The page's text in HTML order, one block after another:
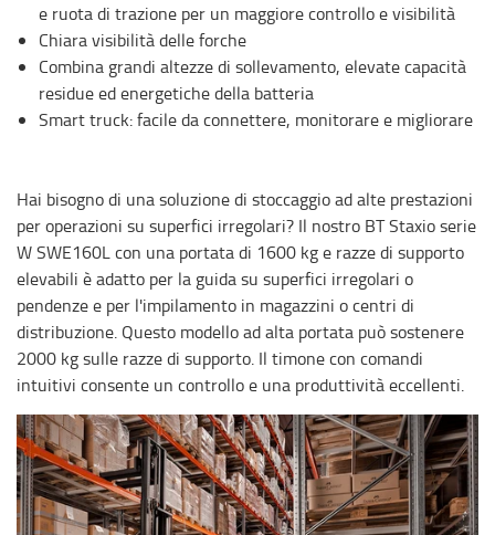
e ruota di trazione per un maggiore controllo e visibilità
Chiara visibilità delle forche
Combina grandi altezze di sollevamento, elevate capacità
residue ed energetiche della batteria
Smart truck: facile da connettere, monitorare e migliorare
Hai bisogno di una soluzione di stoccaggio ad alte prestazioni
per operazioni su superfici irregolari? Il nostro BT Staxio serie
W SWE160L con una portata di 1600 kg e razze di supporto
elevabili è adatto per la guida su superfici irregolari o
pendenze e per l'impilamento in magazzini o centri di
distribuzione. Questo modello ad alta portata può sostenere
2000 kg sulle razze di supporto. Il timone con comandi
intuitivi consente un controllo e una produttività eccellenti.